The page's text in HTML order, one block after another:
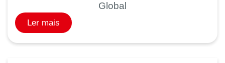
Global
Ler mais